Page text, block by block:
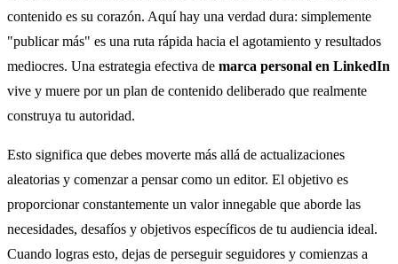
contenido es su corazón. Aquí hay una verdad dura: simplemente
"publicar más" es una ruta rápida hacia el agotamiento y resultados
mediocres. Una estrategia efectiva de marca personal en LinkedIn
vive y muere por un plan de contenido deliberado que realmente
construya tu autoridad.
Esto significa que debes moverte más allá de actualizaciones
aleatorias y comenzar a pensar como un editor. El objetivo es
proporcionar constantemente un valor innegable que aborde las
necesidades, desafíos y objetivos específicos de tu audiencia ideal.
Cuando logras esto, dejas de perseguir seguidores y comienzas a